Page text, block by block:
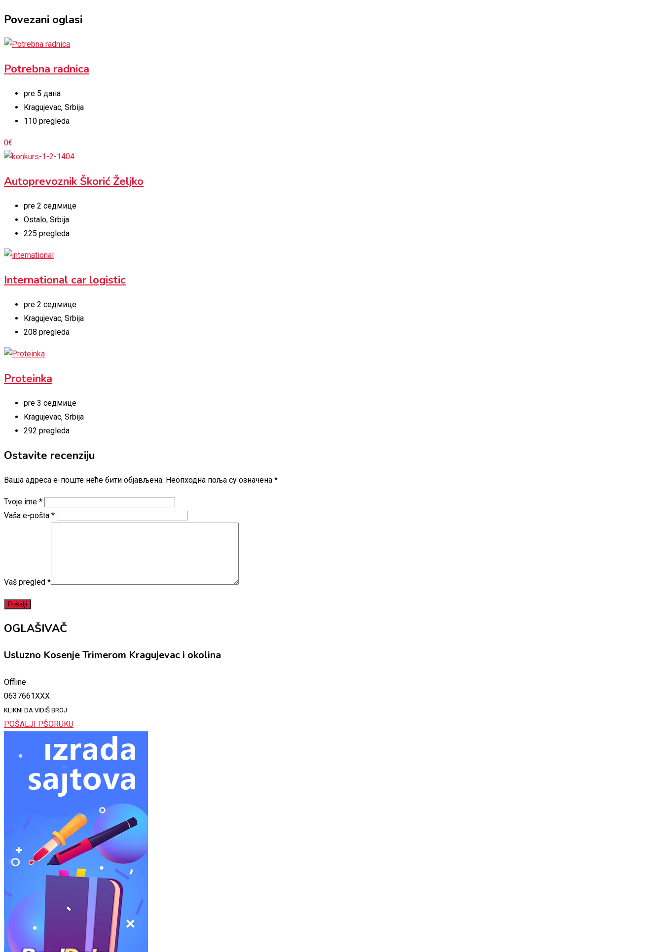
Povezani oglasi
Potrebna radnica
pre 5 дана
Kragujevac, Srbija
110 pregleda
0€
Autoprevoznik Škorić Željko
pre 2 седмице
Ostalo, Srbija
225 pregleda
International car logistic
pre 2 седмице
Kragujevac, Srbija
208 pregleda
Proteinka
pre 3 седмице
Kragujevac, Srbija
292 pregleda
Ostavite recenziju
Ваша адреса е-поште неће бити објављена. Неопходна поља су означена *
Tvoje ime *
Vaša e-pošta *
Vaš pregled *
OGLAŠIVAČ
Usluzno Kosenje Trimerom Kragujevac i okolina
Offline
0637661XXX
KLIKNI DA VIDIŠ BROJ
POŠALJI PŠORUKU